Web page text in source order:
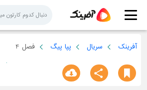
آفرینک سریال پپا پیگ فصل 4